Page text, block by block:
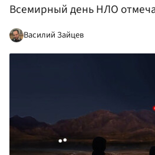
Всемирный день НЛО
Василий Зайцев